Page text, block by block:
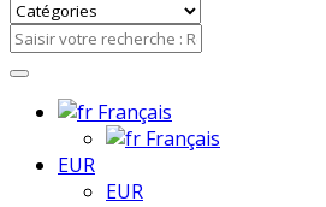
Français
Français
EUR
EUR